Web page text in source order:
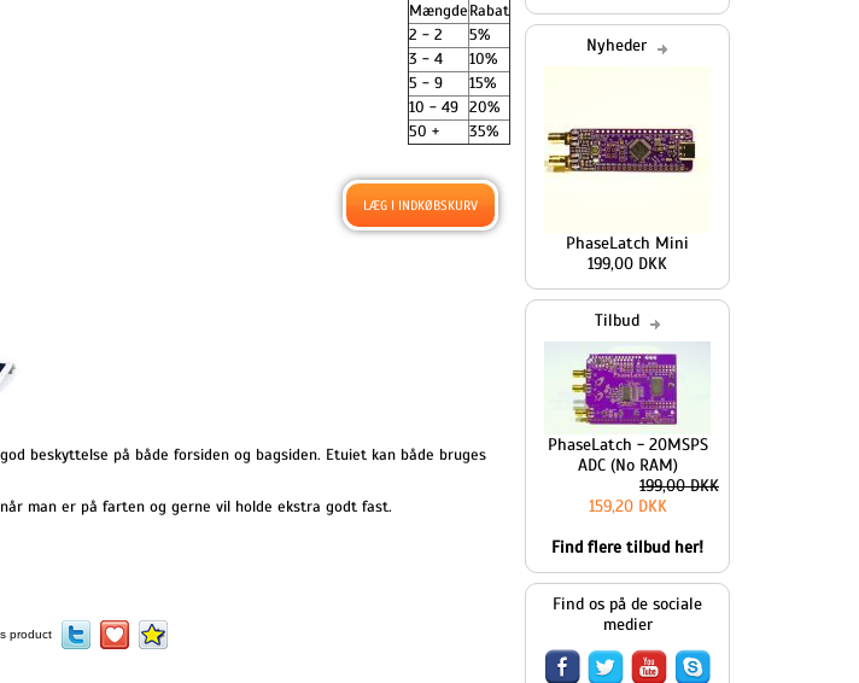
MængdeRabat
2 - 2
5%
3 - 4
10%
5 - 9
15%
10 - 49 20%
50 +
35%
beskyttelse på både forsiden og bagsiden. Etuiet kan både bruges
man er på farten og gerne vil holde ekstra godt fast.
Nyheder
PhaseLatch Mini
199,00 DKK
Tilbud
PhaseLatch - 20MSPS
ADC (No RAM)
199,00 DKK
159,20 DKK
Find flere tilbud her!
Find os på de sociale
medier